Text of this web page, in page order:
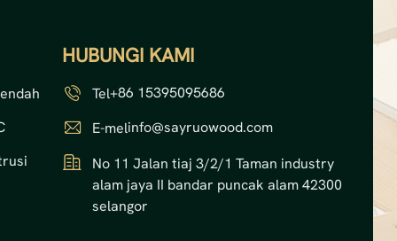
HUBUNGI KAMI
Tel+86 15395095686
E-melinfo@sayruowood.com
No 11 Jalan tiaj 3/2/1 Taman industry
alam jaya II bandar puncak alam 42300
selangor